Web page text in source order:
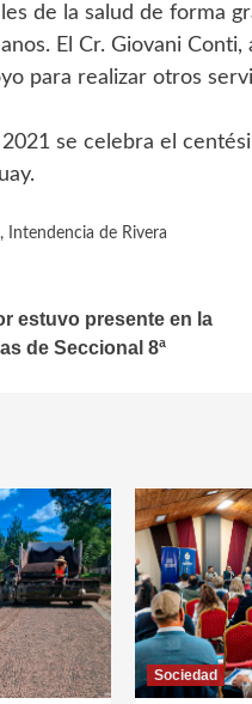
de la salud de forma
El Cr. Giovani
para realizar otros
se celebra el
, Intendencia de Rivera
estuvo presente en la
de Seccional 8ª
Sociedad